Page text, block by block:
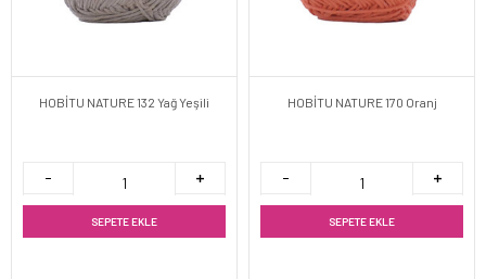
HOBİTU NATURE 132 Yağ Yeşili
SEPETE EKLE
HOBİTU NATURE 170 Oranj
SEPETE EKLE